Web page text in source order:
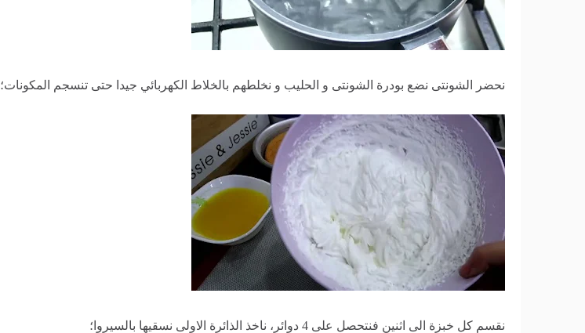
نحضر الشونتى نضع بودرة الشونتى و الحليب و نخلطهم بالخلاط الكهربائي جيدا حتى تنسجم المكونات؛
نقسم كل خبزة الى اثنين فنتحصل على 4 دوائر، ناخذ الذائرة الاولى نسقيها بالسيروا؛